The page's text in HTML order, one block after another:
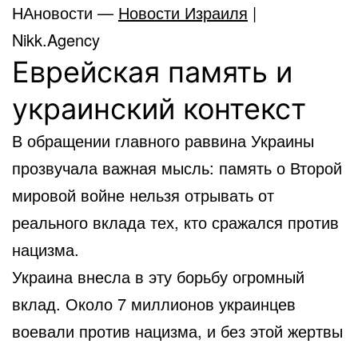
НАновости — Новости Израиля |
Nikk.Agency
Еврейская память и
украинский контекст
В обращении главного раввина Украины
прозвучала важная мысль: память о Второй
мировой войне нельзя отрывать от
реального вклада тех, кто сражался против
нацизма.
Украина внесла в эту борьбу огромный
вклад. Около 7 миллионов украинцев
воевали против нацизма, и без этой жертвы